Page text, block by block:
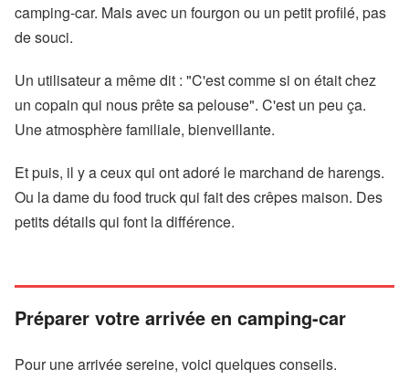
camping-car. Mais avec un fourgon ou un petit profilé, pas
de souci.
Un utilisateur a même dit : "C'est comme si on était chez
un copain qui nous prête sa pelouse". C'est un peu ça.
Une atmosphère familiale, bienveillante.
Et puis, il y a ceux qui ont adoré le marchand de harengs.
Ou la dame du food truck qui fait des crêpes maison. Des
petits détails qui font la différence.
Préparer votre arrivée en camping-car
Pour une arrivée sereine, voici quelques conseils.